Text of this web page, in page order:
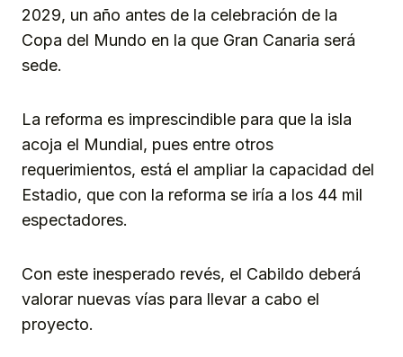
2029, un año antes de la celebración de la
Copa del Mundo en la que Gran Canaria será
sede.
La reforma es imprescindible para que la isla
acoja el Mundial, pues entre otros
requerimientos, está el ampliar la capacidad del
Estadio, que con la reforma se iría a los 44 mil
espectadores.
Con este inesperado revés, el Cabildo deberá
valorar nuevas vías para llevar a cabo el
proyecto.